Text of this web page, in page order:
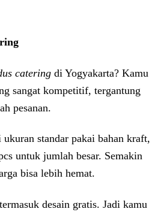
catering di Yogyakarta? Kamu
sangat kompetitif, tergantung
pesanan.
standar pakai bahan kraft,
untuk jumlah besar. Semakin
bisa lebih hemat.
desain gratis. Jadi kamu